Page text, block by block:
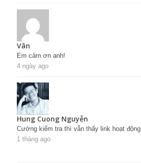
Vân
Em cảm ơn anh!
4 ngày ago
Hung Cuong Nguyễn
Cường kiểm tra thì vẫn thấy link hoạt động
1 tháng ago